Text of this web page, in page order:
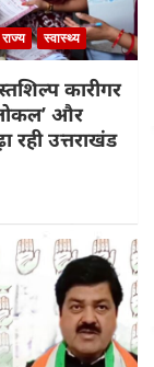
राज्य स्वास्थ्य
कारीगर
और
उत्तराखंड